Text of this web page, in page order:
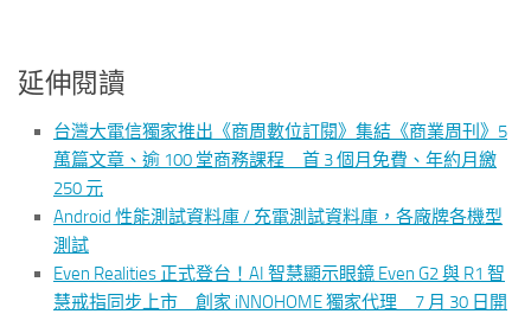
延伸閱讀
台灣大電信獨家推出《商周數位訂閱》集結《商業周刊》5
萬篇文章、逾 100 堂商務課程 首 3 個月免費、年約月繳
250 元
Android 性能測試資料庫 / 充電測試資料庫，各廠牌各機型
測試
Even Realities 正式登台！AI 智慧顯示眼鏡 Even G2 與 R1 智
慧戒指同步上市 創家 iNNOHOME 獨家代理 7 月 30 日開